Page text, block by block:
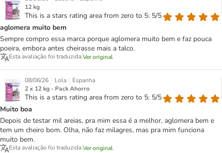
12 kg
This is a stars rating area from zero to 5: 5/5
aglomera muito bem
Sempre compro essa marca porque aglomera muito bem e faz pouca
poeira, embora antes cheirasse mais a talco.
Esta avaliação foi traduzida.Ver original
08/06/26 | Lola | Espanha
2 x 12 kg - Pack Ahorro
This is a stars rating area from zero to 5: 5/5
Muito boa
Depois de testar mil areias, pra mim essa é a melhor, aglomera bem e
tem um cheiro bom. Olha, não faz milagres, mas pra mim funciona
muito bem.
Esta avaliação foi traduzida.Ver original